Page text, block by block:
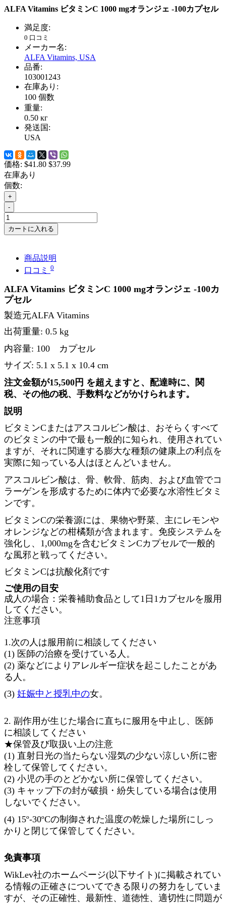
ALFA Vitamins ビタミンC 1000 mgオランジェ -100カプセル
満足度:
0 口コミ
メーカー名:
ALFA Vitamins, USA
品番:
103001243
在庫あり:
100 個数
重量:
0.50 кг
発送国:
USA
価格: $41.80 $37.99
在庫あり
個数:
+
-
カートに入れる
商品説明
口コミ 0
ALFA Vitamins ビタミンC 1000 mgオランジェ -100カ
プセル
製造元ALFA Vitamins
出荷重量: 0.5 kg
内容量: 100 カプセル
サイズ: 5.1 x 5.1 x 10.4 cm
注文金額が15,500円 を超えますと、配達時に、関
税、その他の税、手数料などがかけられます。
説明
ビタミンCまたはアスコルビン酸は、おそらくすべて
のビタミンの中で最も一般的に知られ、使用されてい
ますが、それに関連する膨大な種類の健康上の利点を
実際に知っている人はほとんどいません。
アスコルビン酸は、骨、軟骨、筋肉、および血管でコ
ラーゲンを形成するために体内で必要な水溶性ビタミ
ンです。
ビタミンCの栄養源には、果物や野菜、主にレモンや
オレンジなどの柑橘類が含まれます。免疫システムを
強化し、1,000mgを含むビタミンCカプセルで一般的
な風邪と戦ってください。
ビタミンCは抗酸化剤です
ご使用の目安
成人の場合：栄養補助食品として1日1カプセルを服用
してください。
注意事項
1.次の人は服用前に相談してください
(1) 医師の治療を受けている人。
(2) 薬などによりアレルギー症状を起こしたことがあ
る人。
(3) 妊娠中と授乳中の女。
2. 副作用が生じた場合に直ちに服用を中止し、医師
に相談してください
★保管及び取扱い上の注意
(1) 直射日光の当たらない湿気の少ない涼しい所に密
栓して保管してください。
(2) 小児の手のとどかない所に保管してください。
(3) キャップ下の封が破損・紛失している場合は使用
しないでください。
(4) 15º-30ºCの制御された温度の乾燥した場所にしっ
かりと閉じて保管してください。
免責事項
WikLev社のホームページ(以下サイト)に掲載されてい
る情報の正確さについてできる限りの努力をしていま
すが、その正確性、最新性、道徳性、適切性に問題が